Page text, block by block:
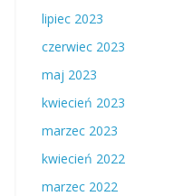
lipiec 2023
czerwiec 2023
maj 2023
kwiecień 2023
marzec 2023
kwiecień 2022
marzec 2022